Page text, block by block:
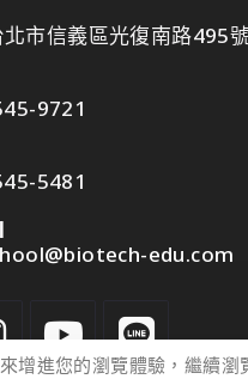
市信義區光復南路495
9721
5481
edu.com
增進您的瀏覽體驗，繼續瀏